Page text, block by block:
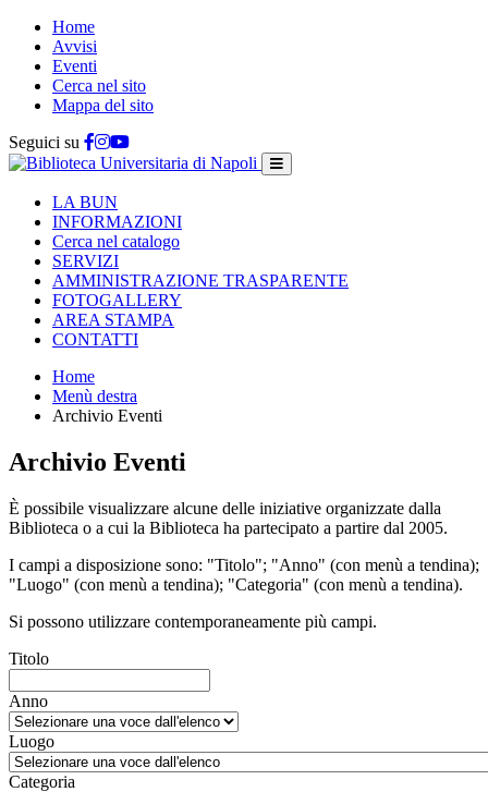
Home
Avvisi
Eventi
Cerca nel sito
Mappa del sito
Seguici su
LA BUN
INFORMAZIONI
Cerca nel catalogo
SERVIZI
AMMINISTRAZIONE TRASPARENTE
FOTOGALLERY
AREA STAMPA
CONTATTI
Home
Menù destra
Archivio Eventi
Archivio Eventi
È possibile visualizzare alcune delle iniziative organizzate dalla
Biblioteca o a cui la Biblioteca ha partecipato a partire dal 2005.
I campi a disposizione sono: "Titolo"; "Anno" (con menù a tendina);
"Luogo" (con menù a tendina); "Categoria" (con menù a tendina).
Si possono utilizzare contemporaneamente più campi.
Titolo
Anno
Luogo
Categoria